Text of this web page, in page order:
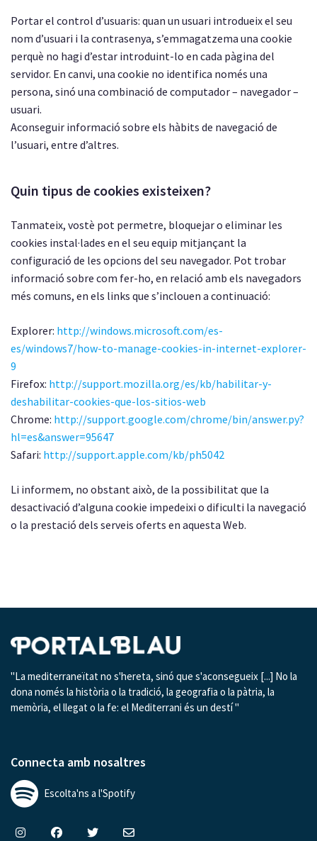
Portar el control d’usuaris: quan un usuari introdueix el seu
nom d’usuari i la contrasenya, s’emmagatzema una cookie
perquè no hagi d’estar introduint-lo en cada pàgina del
servidor. En canvi, una cookie no identifica només una
persona, sinó una combinació de computador – navegador –
usuari.
Aconseguir informació sobre els hàbits de navegació de
l’usuari, entre d’altres.
Quin tipus de cookies existeixen?
Tanmateix, vostè pot permetre, bloquejar o eliminar les
cookies instal·lades en el seu equip mitjançant la
configuració de les opcions del seu navegador. Pot trobar
informació sobre com fer-ho, en relació amb els navegadors
més comuns, en els links que s’inclouen a continuació:
Explorer: http://windows.microsoft.com/es-
es/windows7/how-to-manage-cookies-in-internet-explorer-
9
Firefox: http://support.mozilla.org/es/kb/habilitar-y-
deshabilitar-cookies-que-los-sitios-web
Chrome: http://support.google.com/chrome/bin/answer.py?
hl=es&answer=95647
Safari: http://support.apple.com/kb/ph5042
Li informem, no obstant això, de la possibilitat que la
desactivació d’alguna cookie impedeixi o dificulti la navegació
o la prestació dels serveis oferts en aquesta Web.
"La mediterraneïtat no s'hereta, sinó que s'aconsegueix [...] No la
dona només la història o la tradició, la geografia o la pàtria, la
memòria, el llegat o la fe: el Mediterrani és un destí "
Connecta amb nosaltres
Escolta'ns a l'Spotify